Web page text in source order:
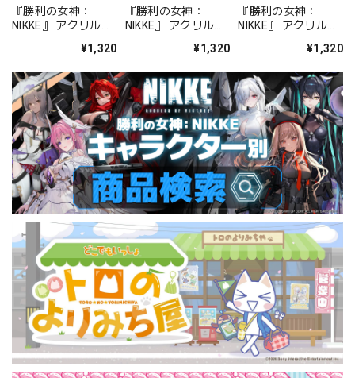
『勝利の女神：
NIKKE』 アクリルス
¥1,320
『勝利の女神：
NIKKE』 アクリルス
ォーチュンメイト
¥1,320
『勝利の女神：
NIKKE』 アクリルス
シャープレッスン
¥1,320